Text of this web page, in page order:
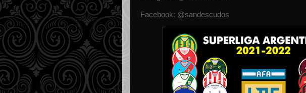
Facebook: @sandescudos